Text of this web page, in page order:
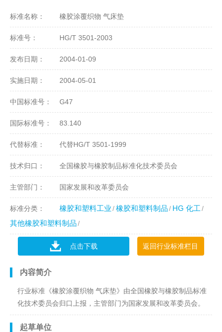
标准名称： 橡胶涂覆织物 气床垫
标准号： HG/T 3501-2003
发布日期： 2004-01-09
实施日期： 2004-05-01
中国标准号： G47
国际标准号： 83.140
代替标准： 代替HG/T 3501-1999
技术归口： 全国橡胶与橡胶制品标准化技术委员会
主管部门： 国家发展和改革委员会
标准分类： 橡胶和塑料工业 橡胶和塑料制品
HG 化工
其他橡胶和塑料制品
点击下载 返回行业标准栏目
内容简介
行业标准《橡胶涂覆织物 气床垫》由全国橡胶与橡胶制品标准
化技术委员会归口上报，主管部门为国家发展和改革委员会。
起草单位